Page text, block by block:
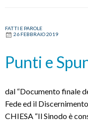
FATTI E PAROLE
26 FEBBRAIO 2019
Punti e
dal “Documento finale
Fede ed il
CHIESA “Il Sinodo è